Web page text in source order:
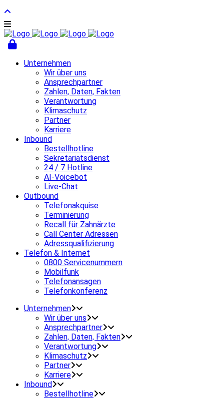
Unternehmen
Wir über uns
Ansprechpartner
Zahlen, Daten, Fakten
Verantwortung
Klimaschutz
Partner
Karriere
Inbound
Bestellhotline
Sekretariatsdienst
24 / 7 Hotline
AI-Voicebot
Live-Chat
Outbound
Telefonakquise
Terminierung
Recall für Zahnärzte
Call Center Adressen
Adressqualifizierung
Telefon & Internet
0800 Servicenummern
Mobilfunk
Telefonansagen
Telefonkonferenz
Unternehmen
Wir über uns
Ansprechpartner
Zahlen, Daten, Fakten
Verantwortung
Klimaschutz
Partner
Karriere
Inbound
Bestellhotline